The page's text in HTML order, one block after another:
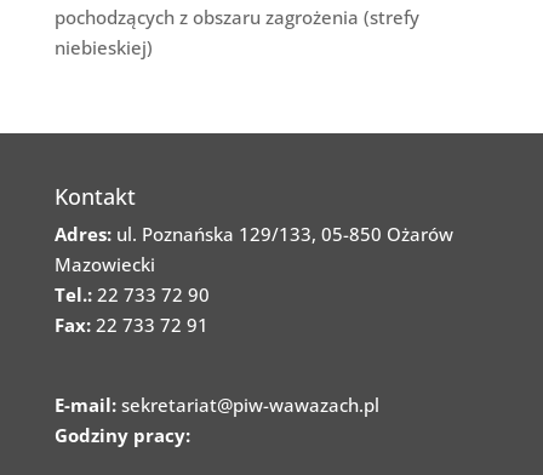
pochodzących z obszaru zagrożenia (strefy
niebieskiej)
Kontakt
Adres:ul. Poznańska 129/133, 05-850 Ożarów
Mazowiecki
Tel.:22 733 72 90
Fax:22 733 72 91
E-mail: sekretariat@piw-wawazach.pl
Godziny pracy: